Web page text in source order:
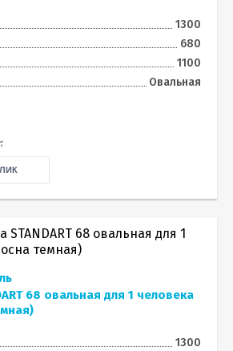
1300
680
1100
Овальная
68 овальная для 1 человека
1300